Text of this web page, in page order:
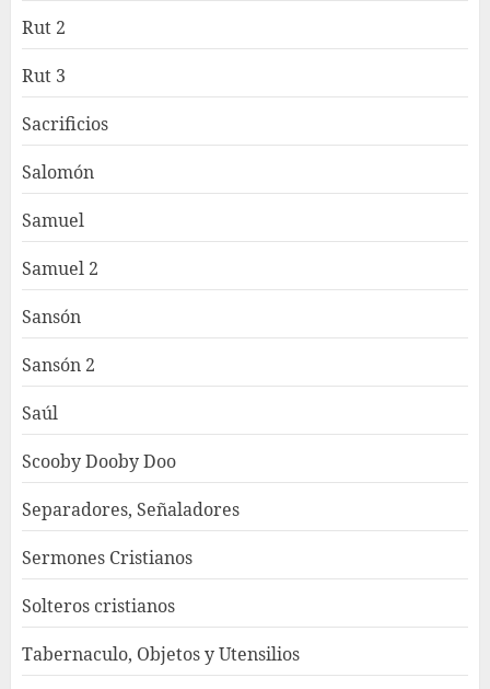
Rut 2
Rut 3
Sacrificios
Salomón
Samuel
Samuel 2
Sansón
Sansón 2
Saúl
Scooby Dooby Doo
Separadores, Señaladores
Sermones Cristianos
Solteros cristianos
Tabernaculo, Objetos y Utensilios